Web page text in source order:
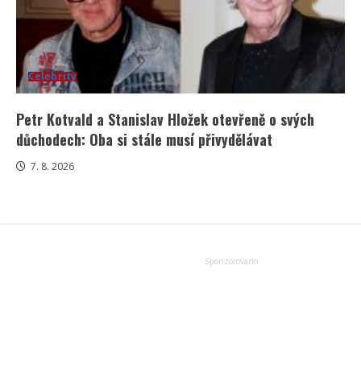
Celebrity
Petr Kotvald a Stanislav Hložek otevřeně o svých
důchodech: Oba si stále musí přivydělávat
7. 8. 2026